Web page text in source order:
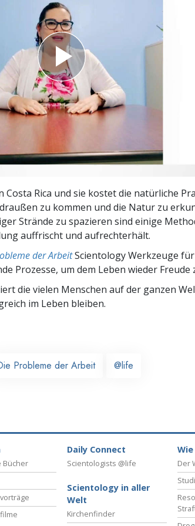
Rica und sie kostet die natürliche
zu kommen und die Natur zu
Strände zu spazieren sind einige
auffrischt und aufrechterhält.
der ArbeitScientology Werkzeuge
Prozesse, um dem Leben wieder Freude
die vielen Menschen auf der ganzen
im Leben bleiben.
Probleme der Arbeit @life
Bücher
Daily Connect
Scientologists @life
Scientology in aller
Welt
Kirchenfinder
Der